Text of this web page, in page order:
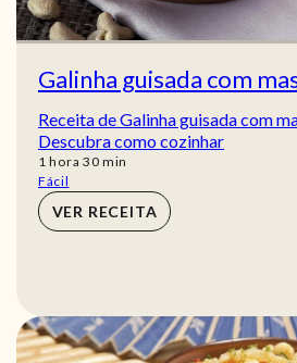
Galinha guisada com
Receita de Galinha guisada com
Descubra como cozinhar
1 hora
hora 30min
min
Fácil
VER RECEITA